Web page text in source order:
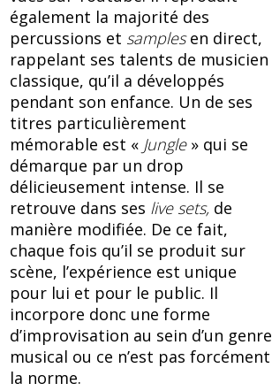
également la majorité des
percussions et samplesen direct,
rappelant ses talents de musicien
classique, qu’il a développés
pendant son enfance. Un de ses
titres particulièrement
mémorable est « Jungle» qui se
démarque par un drop
délicieusement intense. Il se
retrouve dans ses live sets, de
manière modifiée. De ce fait,
chaque fois qu’il se produit sur
scène, l’expérience est unique
pour lui et pour le public. Il
incorpore donc une forme
d’improvisation au sein d’un genre
musical ou ce n’est pas forcément
la norme.